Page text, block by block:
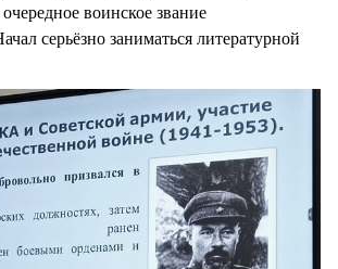
воинское звание
серьёзно заниматься литературной